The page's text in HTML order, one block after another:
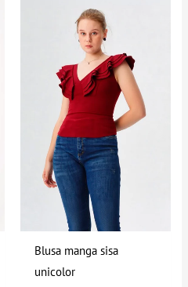
Blusa manga sisa
unicolor